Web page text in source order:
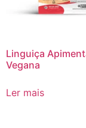
Linguiça
Vegana
Ler mais